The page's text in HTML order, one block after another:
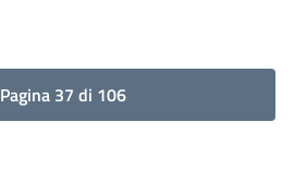
Pagina 37 di 106